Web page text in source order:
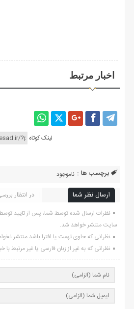
اخبار مرتبط
لینک کوتاه
برچسب ها : ناموجود
ارسال نظر شما
در انتظار
نظرات ارسال شده توسط شما، پس از تایید
سایت منتشر خواهد شد.
نظراتی که حاوی تهمت یا افترا باشد منتشر
نظراتی که به غیر از زبان فارسی یا غیر مرتبط